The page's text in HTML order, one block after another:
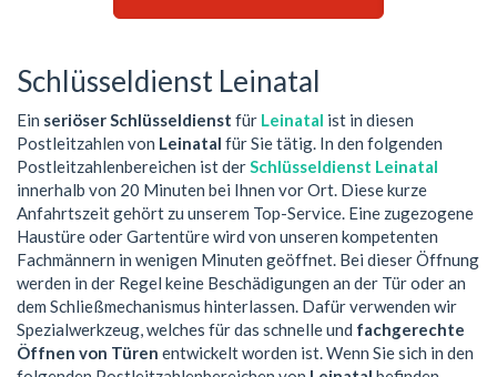
Schlüsseldienst Leinatal
Ein seriöser Schlüsseldienst für Leinatal ist in diesen
Postleitzahlen von Leinatal für Sie tätig. In den folgenden
Postleitzahlenbereichen ist derSchlüsseldienst Leinatal
innerhalb von 20 Minuten bei Ihnen vor Ort. Diese kurze
Anfahrtszeit gehört zu unserem Top-Service. Eine zugezogene
Haustüre oder Gartentüre wird von unseren kompetenten
Fachmännern in wenigen Minuten geöffnet. Bei dieser Öffnung
werden in der Regel keine Beschädigungen an der Tür oder an
dem Schließmechanismus hinterlassen. Dafür verwenden wir
Spezialwerkzeug, welches für das schnelle und fachgerechte
Öffnen von Türen entwickelt worden ist. Wenn Sie sich in den